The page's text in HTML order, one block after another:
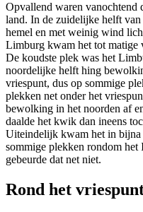
Opvallend waren vanochtend
land. In de zuidelijke helft
hemel en met weinig wind
Limburg kwam het tot matige
De koudste plek was het
noordelijke helft hing
vriespunt, dus op sommige
plekken net onder het
bewolking in het noorden af
daalde het kwik dan ineens
Uiteindelijk kwam het in bijna
sommige plekken rondom het
gebeurde dat net niet.
Rond het